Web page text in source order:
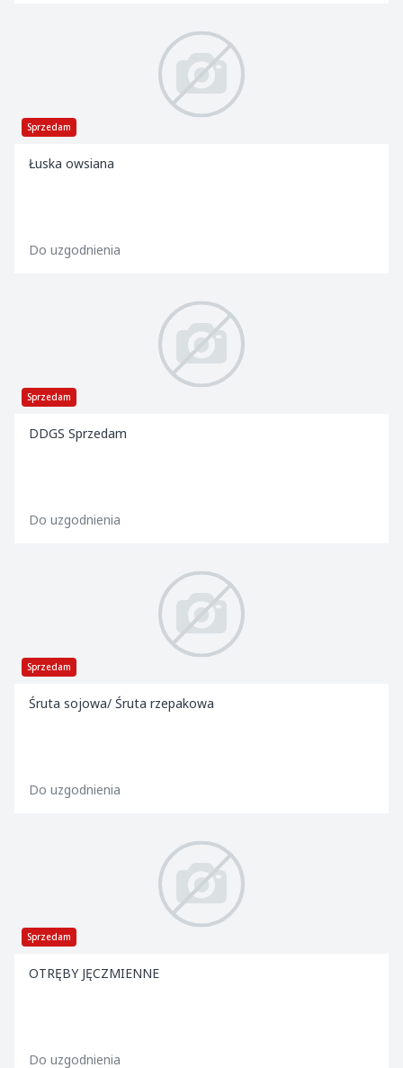
Sprzedam
Łuska owsiana
Do uzgodnienia
Sprzedam
DDGS Sprzedam
Do uzgodnienia
Sprzedam
Śruta sojowa/ Śruta rzepakowa
Do uzgodnienia
Sprzedam
OTRĘBY JĘCZMIENNE
Do uzgodnienia